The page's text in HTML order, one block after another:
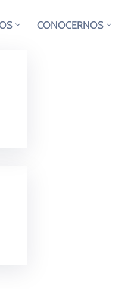
CONOCERNOS